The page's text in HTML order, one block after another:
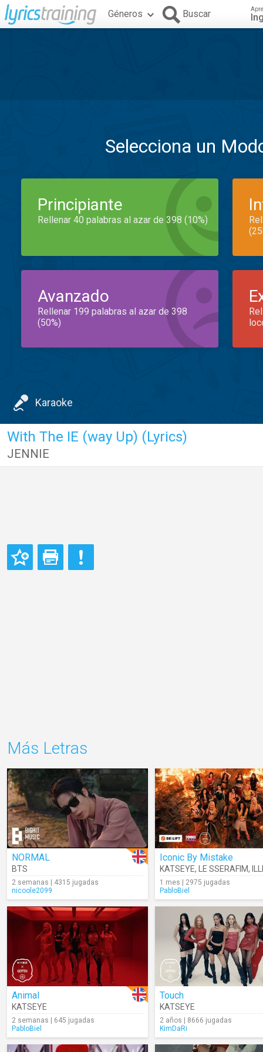
Géneros Buscar
Selecciona un
Principiante
Rellenar 40 palabras al azar de 398 (10%)
Avanzado
Rellenar 199 palabras al azar de 398
(50%)
Karaoke
With The IE (way Up) (Lyrics)
JENNIE
Más Letras
NORMAL
BTS
2 semanas | 4315 jugadas
nicoole2099
Iconic By Mistake
KATSEYE, LE SSERAFIM,
1 mes | 2975 jugadas
PabloBiel
Animal
KATSEYE
2 semanas | 645 jugadas
PabloBiel
Touch
KATSEYE
2 años | 8666 jugadas
KimDaRi